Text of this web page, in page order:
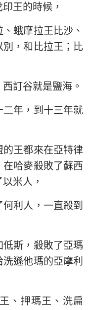
米記
記
阿書
司書
書
書
亞書
王的時候，
蛾摩拉王比沙、
，和比拉王；比
訂谷就是鹽海。
年，到十三年就
王都來在亞特律
哈麥殺敗了蘇西
米人，
利人，一直殺到
斯，殺敗了亞瑪
遜他瑪的亞摩利
、押瑪王、洗扁